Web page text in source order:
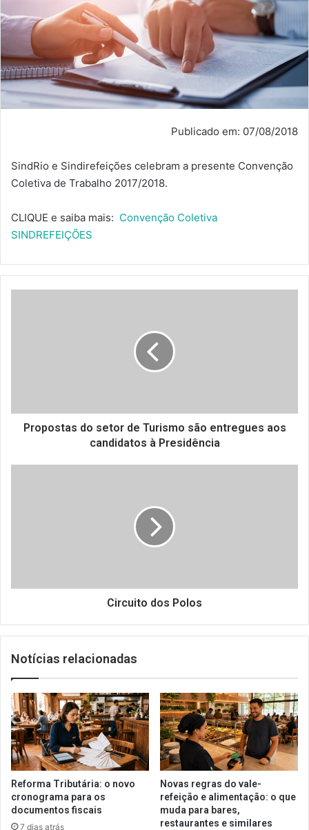
Publicado em: 07/08/2018
SindRio e Sindirefeições celebram a presente Convenção
Coletiva de Trabalho 2017/2018.
CLIQUE e saiba mais: Convenção Coletiva
SINDREFEIÇÕES
candidatos
Propostas do setor de Turismo são entregues aos
candidatos à Presidência
Circuito dos Polos
Notícias relacionadas
Reforma Tributária: o novo
cronograma para os
documentos fiscais
7 dias atrás
Novas regras do vale-
refeição e alimentação: o que
muda para bares,
restaurantes e similares